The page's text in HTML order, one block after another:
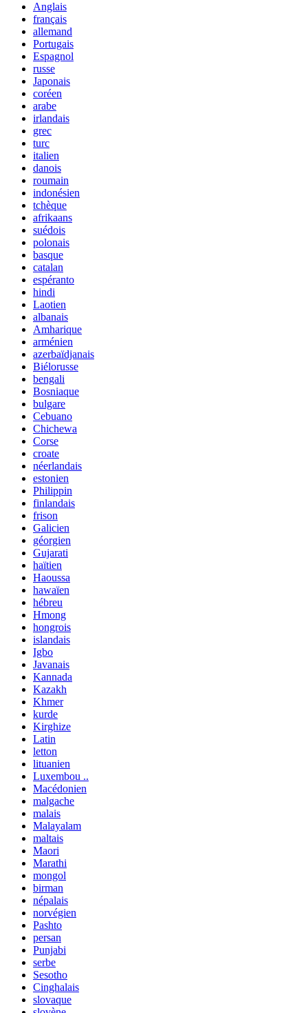
Anglais
français
allemand
Portugais
Espagnol
russe
Japonais
coréen
arabe
irlandais
grec
turc
italien
danois
roumain
indonésien
tchèque
afrikaans
suédois
polonais
basque
catalan
espéranto
hindi
Laotien
albanais
Amharique
arménien
azerbaïdjanais
Biélorusse
bengali
Bosniaque
bulgare
Cebuano
Chichewa
Corse
croate
néerlandais
estonien
Philippin
finlandais
frison
Galicien
géorgien
Gujarati
haïtien
Haoussa
hawaïen
hébreu
Hmong
hongrois
islandais
Igbo
Javanais
Kannada
Kazakh
Khmer
kurde
Kirghize
Latin
letton
lituanien
Luxembou ..
Macédonien
malgache
malais
Malayalam
maltais
Maori
Marathi
mongol
birman
népalais
norvégien
Pashto
persan
Punjabi
serbe
Sesotho
Cinghalais
slovaque